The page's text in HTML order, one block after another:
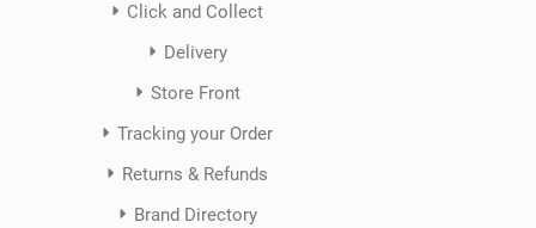
Click and Collect
Delivery
Store Front
Tracking your Order
Returns & Refunds
Brand Directory